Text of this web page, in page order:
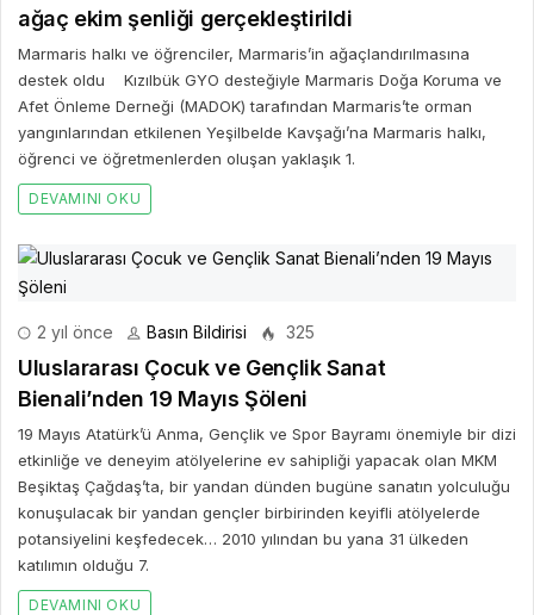
ağaç ekim şenliği gerçekleştirildi
Marmaris halkı ve öğrenciler, Marmaris’in ağaçlandırılmasına
destek oldu Kızılbük GYO desteğiyle Marmaris Doğa Koruma ve
Afet Önleme Derneği (MADOK) tarafından Marmaris’te orman
yangınlarından etkilenen Yeşilbelde Kavşağı’na Marmaris halkı,
öğrenci ve öğretmenlerden oluşan yaklaşık 1.
DEVAMINI OKU
2 yıl önce Basın Bildirisi 325
Uluslararası Çocuk ve Gençlik Sanat
Bienali’nden 19 Mayıs Şöleni
19 Mayıs Atatürk’ü Anma, Gençlik ve Spor Bayramı önemiyle bir dizi
etkinliğe ve deneyim atölyelerine ev sahipliği yapacak olan MKM
Beşiktaş Çağdaş’ta, bir yandan dünden bugüne sanatın yolculuğu
konuşulacak bir yandan gençler birbirinden keyifli atölyelerde
potansiyelini keşfedecek… 2010 yılından bu yana 31 ülkeden
katılımın olduğu 7.
DEVAMINI OKU